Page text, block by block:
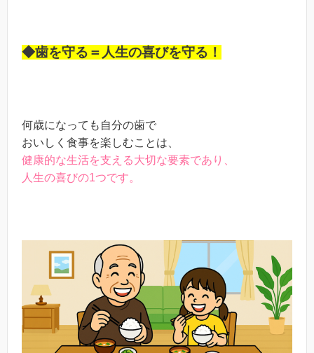
◆歯を守る＝人生の喜びを守る！
何歳になっても自分の歯で
おいしく食事を楽しむことは、
健康的な生活を支える大切な要素であり、
人生の喜びの1つです。